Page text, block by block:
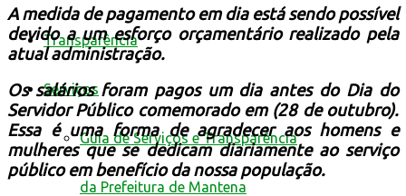
Transparência
Serviços
Guia de Serviços e Transparência
da Prefeitura de Mantena
A medida de pagamento em dia está sendo possível
devido a um esforço orçamentário realizado pela
atual administração.
Os salários foram pagos um dia antes do Dia do
Servidor Público comemorado em (28 de outubro).
Essa é uma forma de agradecer aos homens e
mulheres que se dedicam diariamente ao serviço
público em benefício da nossa população.